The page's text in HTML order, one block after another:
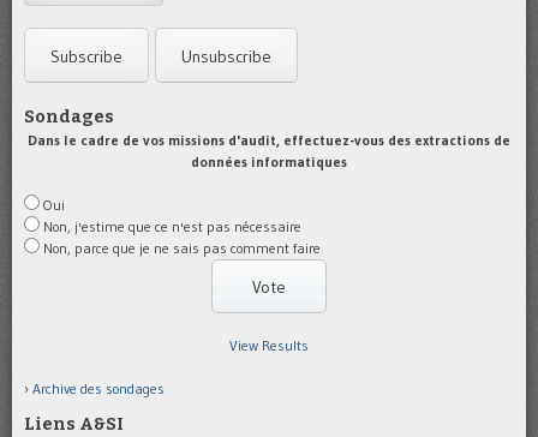
Sondages
Dans le cadre de vos missions d'audit, effectuez-vous des extractions de
données informatiques
Oui
Non, j'estime que ce n'est pas nécessaire
Non, parce que je ne sais pas comment faire
View Results
Archive des sondages
Liens A&SI